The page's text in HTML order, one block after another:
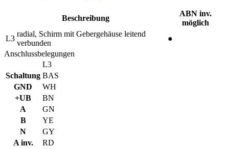
Beschreibung
ABN inv.
möglich
L3
radial, Schirm mit Gebergehäuse leitend
verbunden
●
Anschlussbelegungen
L3
Schaltung BAS
GND
WH
+UB
BN
A
GN
B
YE
N
GY
A inv.
RD